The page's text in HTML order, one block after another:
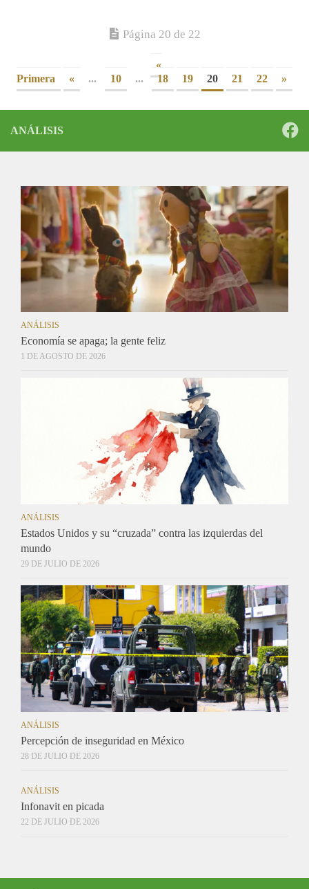
Página 20 de 22
«
Primera
« ... 10 ... 18 19 20 21 22 »
ANÁLISIS
ANÁLISIS
Economía se apaga; la gente feliz
1 DE AGOSTO DE 2026
ANÁLISIS
Estados Unidos y su “cruzada” contra las izquierdas del
mundo
29 DE JULIO DE 2026
ANÁLISIS
Percepción de inseguridad en México
28 DE JULIO DE 2026
ANÁLISIS
Infonavit en picada
22 DE JULIO DE 2026